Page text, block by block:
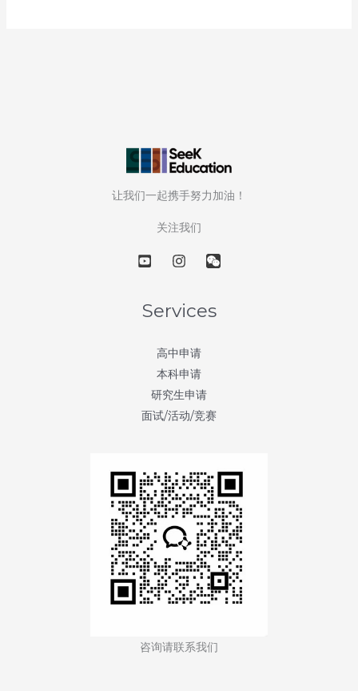
让我们一起携手努力加油！
关注我们
Services
高中申请
本科申请
研究生申请
面试/活动/竞赛
咨询请联系我们